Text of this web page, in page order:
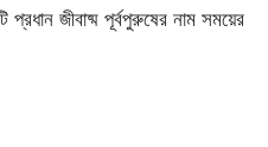
প্রধান জীবাষ্ম পূর্বপুরুষের নাম সময়ের